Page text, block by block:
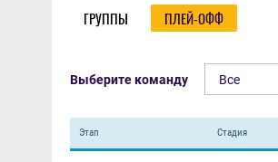
ГРУППЫ ПЛЕЙ-ОФФ
Выберите команду Все
Этап Стадия